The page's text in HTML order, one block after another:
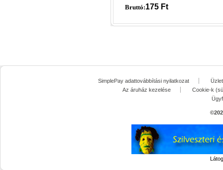
Bruttó:175 Ft
SimplePay adattovábbítási nyilatkozat
Az áruház kezelése
Cookie-k
©